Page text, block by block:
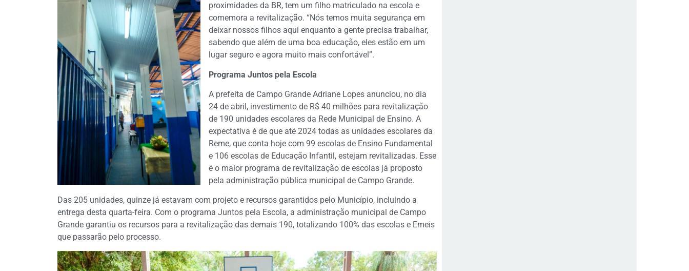
proximidades da BR, tem um filho matriculado na escola e
comemora a revitalização. “Nós temos muita segurança em
deixar nossos filhos aqui enquanto a gente precisa trabalhar,
sabendo que além de uma boa educação, eles estão em um
lugar seguro e agora muito mais confortável”.
Programa Juntos pela Escola
A prefeita de Campo Grande Adriane Lopes anunciou, no dia
24 de abril, investimento de R$ 40 milhões para revitalização
de 190 unidades escolares da Rede Municipal de Ensino. A
expectativa é de que até 2024 todas as unidades escolares da
Reme, que conta hoje com 99 escolas de Ensino Fundamental
e 106 escolas de Educação Infantil, estejam revitalizadas. Esse
é o maior programa de revitalização de escolas já proposto
pela administração pública municipal de Campo Grande.
Das 205 unidades, quinze já estavam com projeto e recursos garantidos pelo Município, incluindo a
entrega desta quarta-feira. Com o programa Juntos pela Escola, a administração municipal de Campo
Grande garantiu os recursos para a revitalização das demais 190, totalizando 100% das escolas e Emeis
que passarão pelo processo.